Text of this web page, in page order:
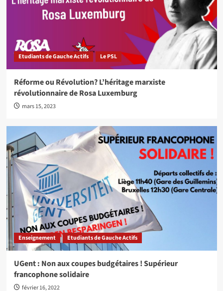
Etudiants de Gauche Actifs Le PSL
Réforme ou Révolution? L’héritage marxiste
révolutionnaire de Rosa Luxemburg
mars 15, 2023
Enseignement Etudiants de Gauche Actifs
UGent : Non aux coupes budgétaires ! Supérieur
francophone solidaire
février 16, 2022